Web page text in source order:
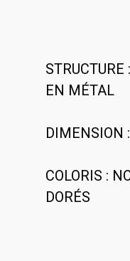
EN MÉTAL
DIMENSION
COLORIS :
DORÉS